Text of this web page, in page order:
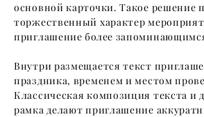
основной карточки. Такое решение
торжественный характер
приглашение более
Внутри размещается текст
праздника, временем и местом
Классическая композиция текста и
рамка делают приглашение